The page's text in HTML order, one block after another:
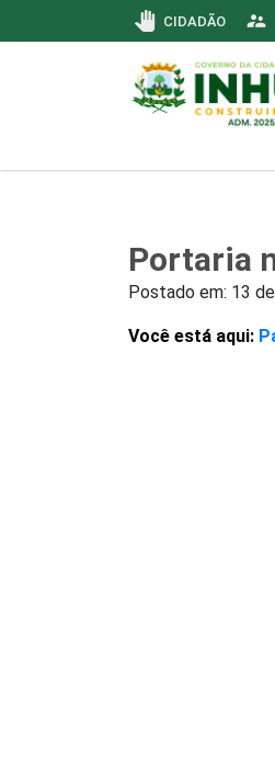
pan_tool CIDADÃO supervisor_account
Portaria
Postado em: 13
Você está aqui: